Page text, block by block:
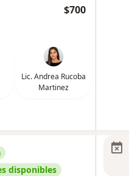
$700
Lic. Andrea Rucoba
Martinez
disponibles